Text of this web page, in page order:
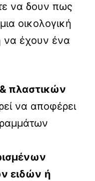
να δουν πως
οικολογική
να έχουν ένα
πλαστικών
να αποφέρει
ειδών ή